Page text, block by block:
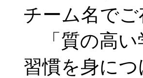
チーム名で
「質の高い
習慣を身に